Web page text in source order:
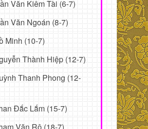
Văn Kiêm Tài (6-7)
Văn Ngoán (8-7)
Minh (10-7)
Thành Hiệp (12-7)
Thanh Phong (12-
Đắc Lắm (15-7)